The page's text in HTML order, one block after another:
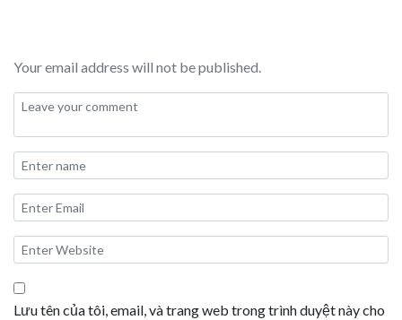
Your email address will not be published.
Lưu tên của tôi, email, và trang web trong trình duyệt này cho